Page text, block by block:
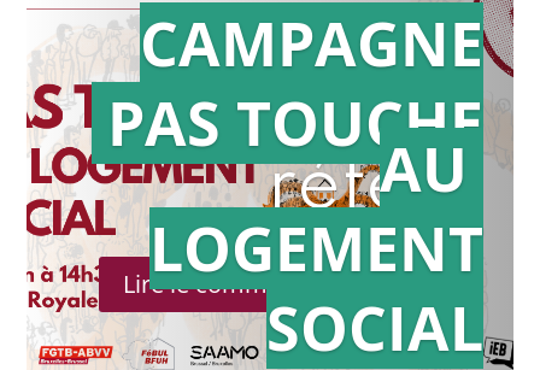
Action en
référé
Lire le communiqué de presse
CAMPAGNE
PAS TOUCHE
AU
LOGEMENT
SOCIAL